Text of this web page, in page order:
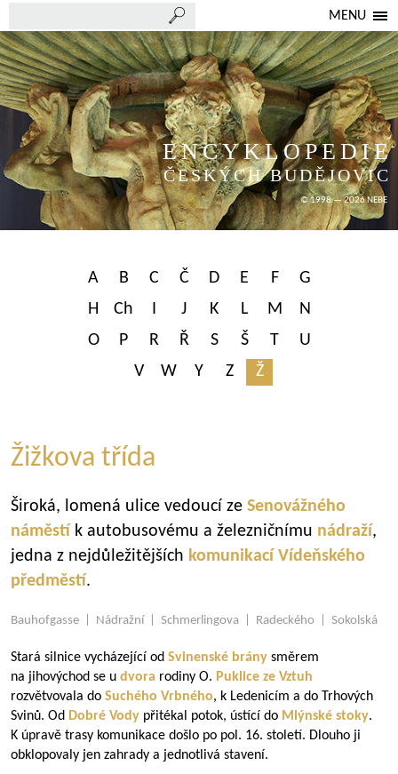
MENU
ENCYKLOPEDIE
ČESKÝCH BUDĚJOVIC
© 1998 — 2026 NEBE
A B C Č D E F
G
H
Ch I J K L M
N
O
P R Ř S Š T
U
V
W Y Z Ž
Žižkova třída
Široká, lomená ulice vedoucí ze Senovážného
náměstí k autobusovému a železničnímu nádraží,
jedna z nejdůležitějších komunikací Vídeňského
předměstí.
Bauhofgasse | Nádražní | Schmerlingova | Radeckého | Sokolská
Stará silnice vycházející od Svinenské brány směrem
na jihovýchod se u dvora rodiny O. Puklice ze Vztuh
rozvětvovala do Suchého Vrbného, k Ledenicím a do Trhových
Svinů. Od Dobré Vody přitékal potok, ústící do Mlýnské stoky.
K úpravě trasy komunikace došlo po pol. 16. století. Dlouho ji
obklopovaly jen zahrady a jednotlivá stavení.